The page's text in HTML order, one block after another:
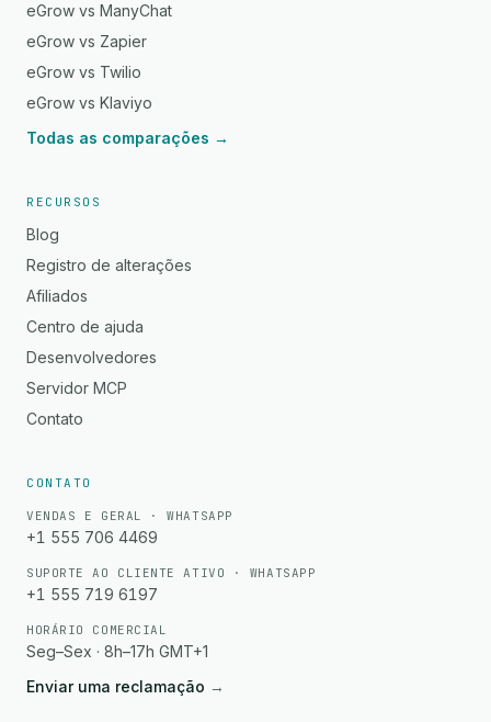
eGrow vs ManyChat
eGrow vs Zapier
eGrow vs Twilio
eGrow vs Klaviyo
Todas as comparações →
RECURSOS
Blog
Registro de alterações
Afiliados
Centro de ajuda
Desenvolvedores
Servidor MCP
Contato
CONTATO
VENDAS E GERAL · WHATSAPP
+1 555 706 4469
SUPORTE AO CLIENTE ATIVO · WHATSAPP
+1 555 719 6197
HORÁRIO COMERCIAL
Seg–Sex · 8h–17h GMT+1
Enviar uma reclamação →